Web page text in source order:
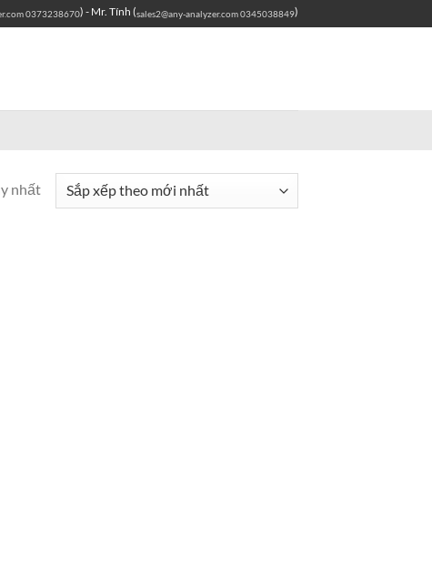
0373238670) - Mr. Tính (sales2@any-analyzer.com0345038849)
nhất